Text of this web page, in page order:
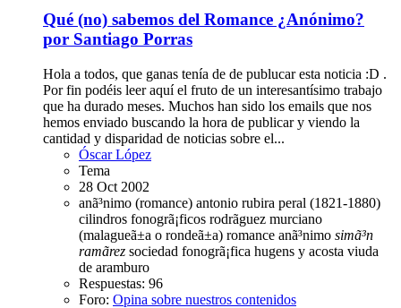
Qué (no) sabemos del Romance ¿Anónimo?
por Santiago Porras
Hola a todos, que ganas tenía de de publucar esta noticia :D .
Por fin podéis leer aquí el fruto de un interesantísimo trabajo
que ha durado meses. Muchos han sido los emails que nos
hemos enviado buscando la hora de publicar y viendo la
cantidad y disparidad de noticias sobre el...
Óscar López
Tema
28 Oct 2002
anã³nimo (romance) antonio rubira peral (1821-1880)
cilindros fonogrã¡ficos rodrã­guez murciano
(malagueã±a o rondeã±a) romance anã³nimo simã³n
ramã­rez sociedad fonogrã¡fica hugens y acosta viuda
de aramburo
Respuestas: 96
Foro: Opina sobre nuestros contenidos